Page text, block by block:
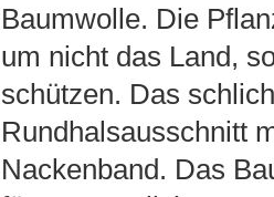
Baumwolle. Die
um nicht das Land,
schützen. Das
Rundhalsausschnitt
Nackenband. Das